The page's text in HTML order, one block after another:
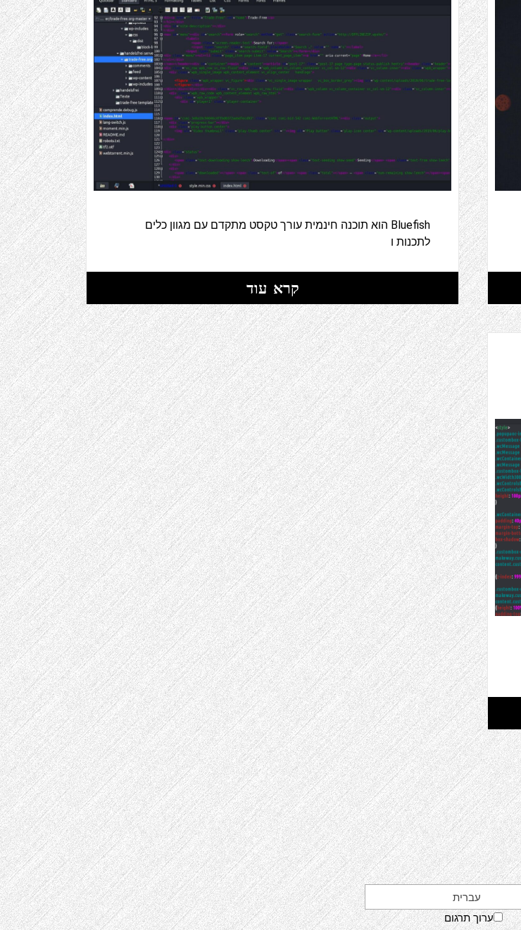
Bluefish הוא תוכנה חינמית עורך טקסט מתקדם עם מגוון כלים
לתכנות ו
קרא עוד
עברית
ערוך תרגום